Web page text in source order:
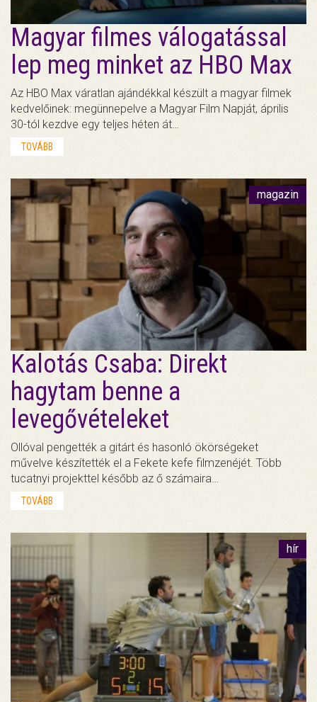
Magyar filmes válogatással
lep meg minket az HBO Max
Az HBO Max váratlan ajándékkal készült a magyar filmek
kedvelőinek: megünnepelve a Magyar Film Napját, április
30-tól kezdve egy teljes héten át…
TOVÁBB
magazin
Kalotás Csaba: Direkt
hagytam benne a
levegővételeket
Ollóval pengették a gitárt és hasonló ökörségeket
művelve készítették el a Fekete kefe filmzenéjét. Több
tucatnyi projekttel később az ő számaira…
TOVÁBB
hír